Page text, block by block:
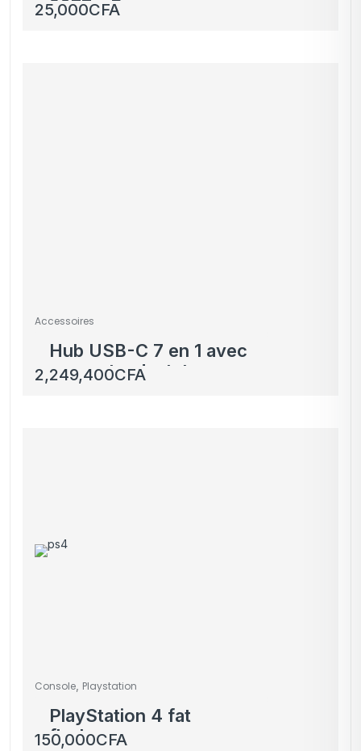
2077 – Personnages et
Voiture – Coques
25,000CFA
Accessoires
Hub USB-C 7 en 1 avec
support, adaptateur
multiport pour
2,249,400CFA
Console, Playstation
PlayStation 4 fat
flasher
150,000CFA